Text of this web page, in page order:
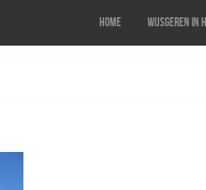
Home Wijsgeren in